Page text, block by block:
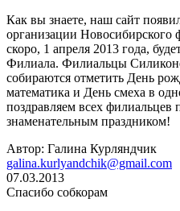
Как вы знаете, наш сайт
организации
скоро, 1 апреля 2013 года,
Филиала. Филиальцы
собираются отметить День
математика и День смеха в
поздравляем всех филиальцев
знаменательным праздником!
Автор: Галина Курляндчик
galina.kurlyandchik@gmail.com
07.03.2013
Спасибо собкорам